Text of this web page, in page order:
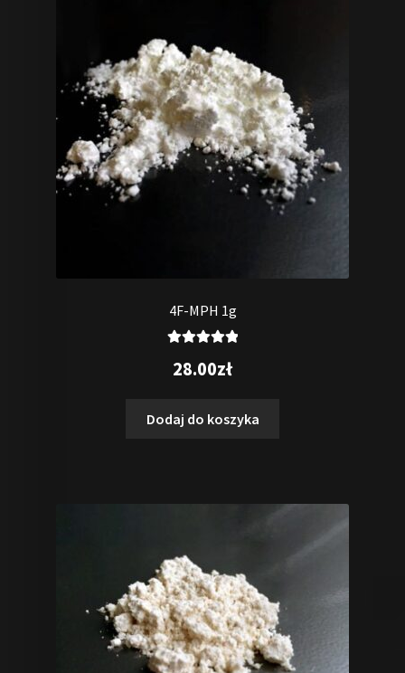
4F-MPH 1g
5.00na 5
28.00zł
Dodaj do koszyka